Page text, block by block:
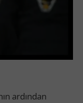
ardından